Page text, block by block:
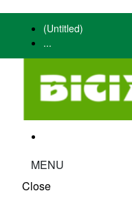
(Untitled)
...
MENU
Close